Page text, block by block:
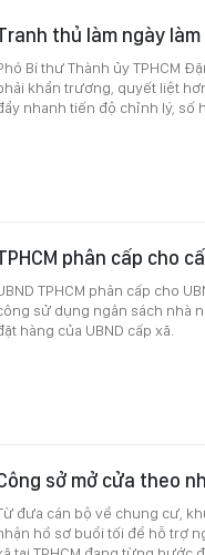
thủ làm ngày
Bí thư Thành ủy TPHCM
khẩn trương, quyết liệt
nhanh tiến độ chỉnh lý, số
phân cấp cho
TPHCM phân cấp cho
sử dụng ngân sách nhà
hàng của UBND cấp xã.
sở mở cửa theo
đưa cán bộ về chung cư,
hồ sơ buổi tối để hỗ trợ